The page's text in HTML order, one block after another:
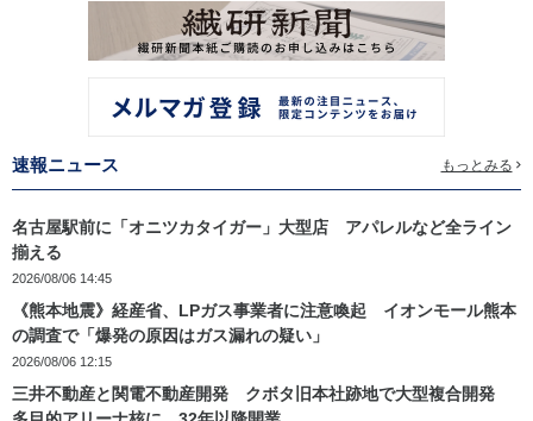
速報ニュース もっとみる
名古屋駅前に「オニツカタイガー」大型店 アパレルなど全ライン
揃える
2026/08/06 14:45
《熊本地震》経産省、LPガス事業者に注意喚起 イオンモール熊本
の調査で「爆発の原因はガス漏れの疑い」
2026/08/06 12:15
三井不動産と関電不動産開発 クボタ旧本社跡地で大型複合開発